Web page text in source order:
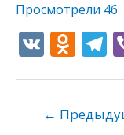
Просмотрели 46
V O
o
T
←